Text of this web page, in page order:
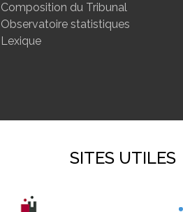
Composition du Tribunal
Observatoire statistiques
Lexique
SITES UTILES